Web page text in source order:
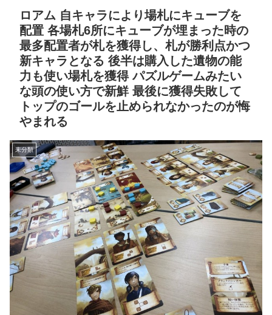
ロアム 自キャラにより場札にキューブを
配置 各場札6所にキューブが埋まった時の
最多配置者が札を獲得し、札が勝利点かつ
新キャラとなる 後半は購入した遺物の能
力も使い場札を獲得 パズルゲームみたい
な頭の使い方で新鮮 最後に獲得失敗して
トップのゴールを止められなかったのが悔
やまれる
未分類